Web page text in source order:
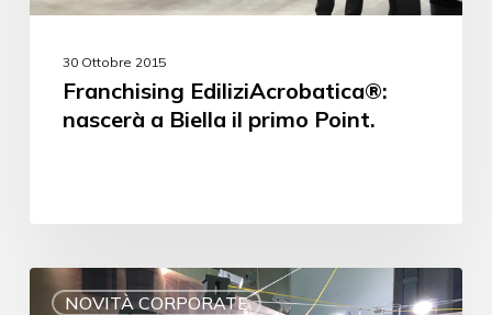
30 Ottobre 2015
Franchising EdiliziAcrobatica®:
nascerà a Biella il primo Point.
NOVITÀ CORPORATE